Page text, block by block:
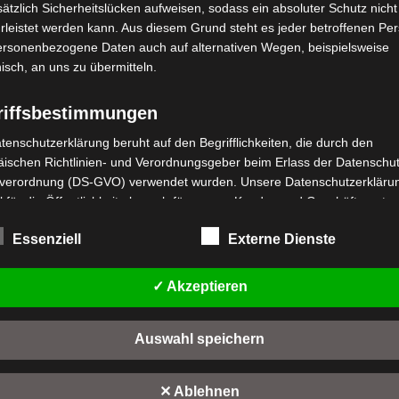
Versand
VORDERGABEL
IN DEN WARENKORB
Kostenloser Versand
VB2 BATTERIE LITHIUM
10AH – VB2
mit
VB2
Sicherheitslücken aufweisen, sodass ein absoluter Schutz nicht
werden kann. Aus diesem Grund steht es jeder betroffenen
Daten auch auf alternativen Wegen, beispielsweise
an uns zu übermitteln.
beruht auf den Begrifflichkeiten, die durch den
Richtlinien- und Verordnungsgeber beim Erlass der
(DS-GVO) verwendet wurden. Unsere
für die Öffentlichkeit als auch für unsere Kunden und Geschäftspartner
Begrifflichkeiten erläutern.
in dieser Datenschutzerklärung unter anderem die folgenden
a) personenbezogene Daten
Personenbezogene Daten sind alle Informationen, die sich auf eine
"betroffene Person") beziehen. Als identifizierbar wird eine natürliche
Essenziell Externe Dienste
✓ Akzeptieren
Auswahl speichern
✕ Ablehnen